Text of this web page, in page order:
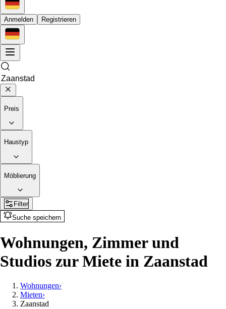
Anmelden Registrieren
Preis
Haustyp
Möblierung
Filter
Suche speichern
Wohnungen, Zimmer und
Studios zur Miete in Zaanstad
Wohnungen›
Mieten›
Zaanstad